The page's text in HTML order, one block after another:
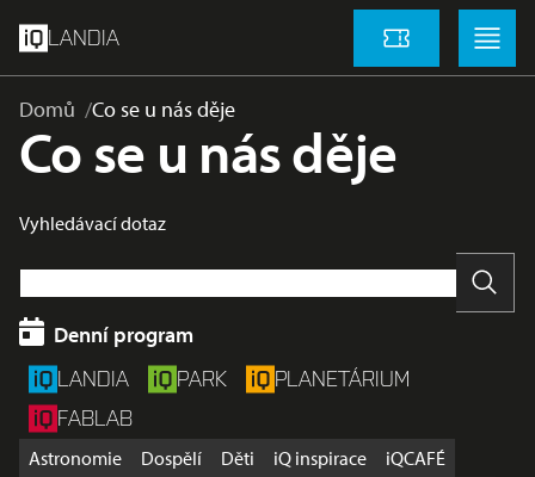
LANDIA Vstupenky
Menu
Domů Co se u nás děje
Co se u nás děje
Vyhledávací dotaz
Denní program
LANDIA PARK
PLANETÁRIUM
FABLAB
Astronomie Dospělí Děti iQ inspirace
iQCAFÉ